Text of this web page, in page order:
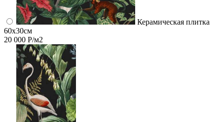
Керамическая плитка
60x30см
20 000 Р/м2